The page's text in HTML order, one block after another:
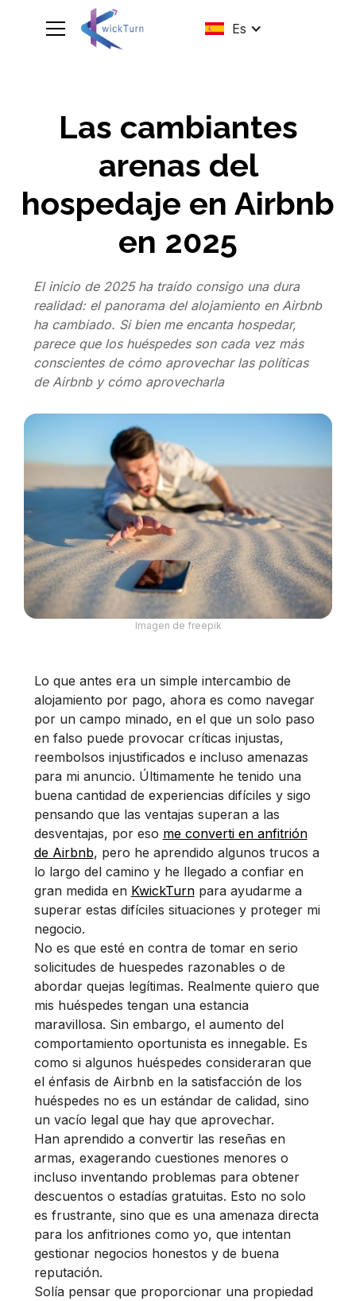
Es
Las cambiantes
arenas del
hospedaje en Airbnb
en 2025
El inicio de 2025 ha traído consigo una dura
realidad: el panorama del alojamiento en Airbnb
ha cambiado. Si bien me encanta hospedar,
parece que los huéspedes son cada vez más
conscientes de cómo aprovechar las políticas
de Airbnb y cómo aprovecharla
Imagen de freepik
Lo que antes era un simple intercambio de
alojamiento por pago, ahora es como navegar
por un campo minado, en el que un solo paso
en falso puede provocar críticas injustas,
reembolsos injustificados e incluso amenazas
para mi anuncio. Últimamente he tenido una
buena cantidad de experiencias difíciles y sigo
pensando que las ventajas superan a las
desventajas, por eso me converti en anfitrión
de Airbnb, pero he aprendido algunos trucos a
lo largo del camino y he llegado a confiar en
gran medida en KwickTurnpara ayudarme a
superar estas difíciles situaciones y proteger mi
negocio.
No es que esté en contra de tomar en serio
solicitudes de huespedes razonables o de
abordar quejas legítimas. Realmente quiero que
mis huéspedes tengan una estancia
maravillosa. Sin embargo, el aumento del
comportamiento oportunista es innegable. Es
como si algunos huéspedes consideraran que
el énfasis de Airbnb en la satisfacción de los
huéspedes no es un estándar de calidad, sino
un vacío legal que hay que aprovechar.
Han aprendido a convertir las reseñas en
armas, exagerando cuestiones menores o
incluso inventando problemas para obtener
descuentos o estadías gratuitas. Esto no solo
es frustrante, sino que es una amenaza directa
para los anfitriones como yo, que intentan
gestionar negocios honestos y de buena
reputación.
Solía pensar que proporcionar una propiedad